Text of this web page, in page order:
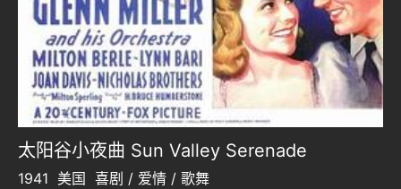
太阳谷小夜曲 Sun Valley Serenade
1941 美国 喜剧 / 爱情 / 歌舞